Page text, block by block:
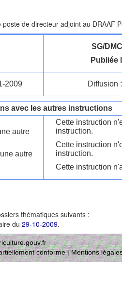
de directeur-adjoint au DRAAF
SG/
Publiée
2009 Diffusion
avec les autres instructions
autre
autre
Cette instruction
instruction.
Cette instruction
instruction.
Cette instruction
thématiques suivants :
du 29-10-2009.
conforme|Mentions